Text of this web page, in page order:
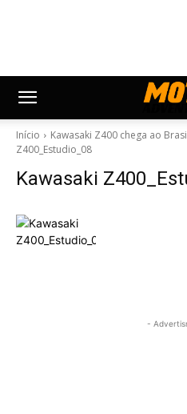
Início Kawasaki Z400 chega ao
Z400_Estudio_08
Kawasaki
-